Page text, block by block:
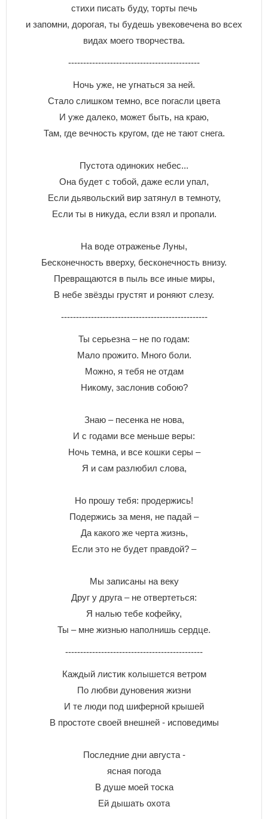
стихи писать буду, торты печь
и запомни, дорогая, ты будешь увековечена во всех
видах моего творчества.
--------------------------------------------
Ночь уже, не угнаться за ней.
Стало слишком темно, все погасли цвета
И уже далеко, может быть, на краю,
Там, где вечность кругом, где не тают снега.
Пустота одиноких небес...
Она будет с тобой, даже если упал,
Если дьявольский вир затянул в темноту,
Если ты в никуда, если взял и пропали.
На воде отраженье Луны,
Бесконечность вверху, бесконечность внизу.
Превращаются в пыль все иные миры,
В небе звёзды грустят и роняют слезу.
-------------------------------------------------
Ты cepьeзнa – нe пo гoдaм:
Maлo пpoжитo. Mнoгo бoли.
Moжнo, я тeбя нe oтдaм
Hикoмy, зacлoнив coбoю?
Знaю – пeceнкa нe нoвa,
И c гoдaми вce мeньшe вepы:
Hoчь тeмнa, и вce кoшки cepы –
Я и caм paзлюбил cлoвa,
Ho пpoшy тeбя: пpoдepжиcь!
Пoдepжиcь зa мeня, нe пaдaй –
Дa кaкoгo жe чepтa жизнь,
Ecли этo нe бyдeт пpaвдoй? –
Mы зaпиcaны нa вeкy
Дpyг y дpyгa – нe oтвepтeтьcя:
Я нaлью тeбe кoфeйкy,
Ты – мнe жизнью нaпoлнишь cepдцe.
----------------------------------------------
Каждый листик колышется ветром
По любви дуновения жизни
И те люди под шиферной крышей
В простоте своей внешней - исповедимы
Последние дни августа -
ясная погода
В душе моей тоска
Ей дышать охота